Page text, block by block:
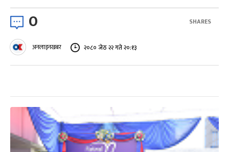
0 SHARES
अनलाइनखबर २०८० जेठ २२ गते २०:१३